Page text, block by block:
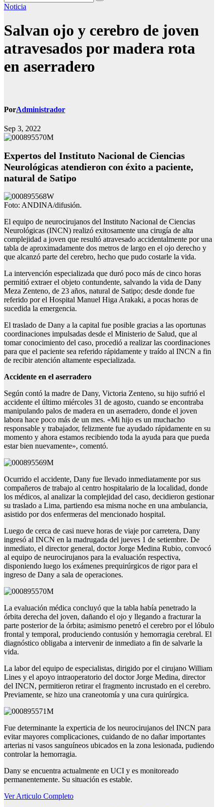
Noticia
Salvan ojo y cerebro de joven
atravesados por madera rota
en aserradero
PorAdministrador
Sep 3, 2022
Expertos del Instituto Nacional de Ciencias
Neurológicas atendieron con éxito a paciente,
natural de Satipo
Foto: ANDINA/difusión.
El equipo de neurocirujanos del Instituto Nacional de Ciencias
Neurológicas (INCN) realizó exitosamente una cirugía de alta
complejidad a joven que resultó atravesado accidentalmente por una
tabla de aproximadamente dos metros de largo en el ojo derecho y
que alcanzó parte del cerebro, hecho que pudo costarle la vida.
La intervención especializada que duró poco más de cinco horas
permitió extraer el objeto contundente, salvando la vida de Dany
Meza Zenteno, de 23 años, natural de Satipo; desde donde fue
referido por el Hospital Manuel Higa Arakaki, a pocas horas de
sucedida la emergencia.
El traslado de Dany a la capital fue posible gracias a las oportunas
coordinaciones impulsadas desde el Ministerio de Salud, que al
tomar conocimiento del caso, procedió a realizar las coordinaciones
para que el paciente sea referido rápidamente y traído al INCN a fin
de recibir atención altamente especializada.
Accidente en el aserradero
Según contó la madre de Dany, Victoria Zenteno, su hijo sufrió el
accidente el último miércoles 31 de agosto, cuando se encontraba
manipulando palos de madera en un aserradero, donde el joven
labora hace poco más de un mes. «Mi hijo es un muchacho
responsable y trabajador, felizmente fue ayudado rápidamente en su
momento y ahora estamos recibiendo toda la ayuda para que pueda
estar bien nuevamente», comentó.
Ocurrido el accidente, Dany fue llevado inmediatamente por sus
compañeros de trabajo al centro hospitalario de la localidad, donde
los médicos, al analizar la complejidad del caso, decidieron gestionar
su traslado a Lima, partiendo esa misma noche en una ambulancia,
asistido por dos enfermeras del mencionado hospital.
Luego de cerca de casi nueve horas de viaje por carretera, Dany
ingresó al INCN en la madrugada del jueves 1 de setiembre. De
inmediato, el director general, doctor Jorge Medina Rubio, convocó
al equipo de neurocirujanos para la evaluación respectiva,
disponiendo luego los exámenes prequirúrgicos de rigor para el
ingreso de Dany a sala de operaciones.
La evaluación médica concluyó que la tabla había penetrado la
órbita derecha del joven, dañando el ojo y llegando a fracturar la
parte posterior de la órbita; asimismo penetró el cerebro por el lóbulo
frontal y temporal, produciendo contusión y hemorragia cerebral. El
diagnóstico obligaba a intervenir de inmediato a fin de salvarle la
vida.
La labor del equipo de especialistas, dirigido por el cirujano William
Lines y el apoyo intraoperatorio del doctor Jorge Medina, director
del INCN, permitieron retirar el fragmento incrustado en el cerebro.
Previamente, se hizo una craneotomía y una cura quirúrgica.
Fue determinante la experticia de los neurocirujanos del INCN para
evitar mayores complicaciones, cuidando de no dañar importantes
arterias ni vasos sanguíneos ubicados en la zona lesionada, pudiendo
controlar la hemorragia.
Dany se encuentra actualmente en UCI y es monitoreado
permanentemente. Su situación es estable.
Ver Articulo Completo